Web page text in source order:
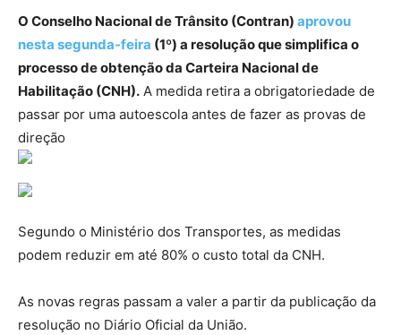
O Conselho Nacional de Trânsito (Contran) aprovou
nesta segunda-feira (1º) a resolução que simplifica o
processo de obtenção da Carteira Nacional de
Habilitação (CNH). A medida retira a obrigatoriedade de
passar por uma autoescola antes de fazer as provas de
direção
Segundo o Ministério dos Transportes, as medidas
podem reduzir em até 80% o custo total da CNH.
As novas regras passam a valer a partir da publicação da
resolução no Diário Oficial da União.